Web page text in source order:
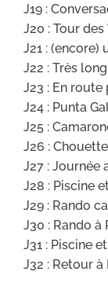
J19 :
J20 : Tour
J21 : (encore)
J22 : Très
J23 : En
J24 : Punta
J25 :
J26 :
J27 : Journée
J28 : Piscine
J29 : Rando
J30 : Rando à
J31 : Piscine
J32 : Retour